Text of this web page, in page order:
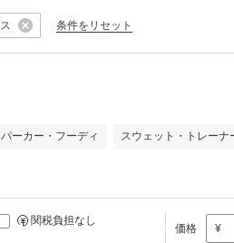
条件をリセット
パーカー・フーディ スウェット・トレーナ
関税負担なし
価格 ¥